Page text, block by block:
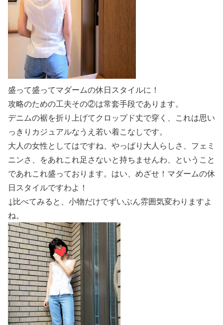
盛って盛ってマダームの休日スタイルに！
攻略のための工夫その②は常套手段であります。
デニムの裾を折り上げてクロップド丈で穿く、これは思い
っきり カジュアルなうえ若い着こなしです。
大人の女性としてはですね、やっぱり大人らしさ、フェミ
ニンさ、をあれこれ足さないと持ちませんわ、ということ
であれこれ盛っております。はい、 めざせ！マダームの休
日スタイルですわよ！
↓比べてみると、小物だけでずいぶん雰囲気変わりますよ
ね。